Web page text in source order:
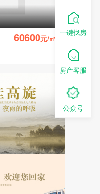
60600元/㎡
一键找房
房产客服
公众号